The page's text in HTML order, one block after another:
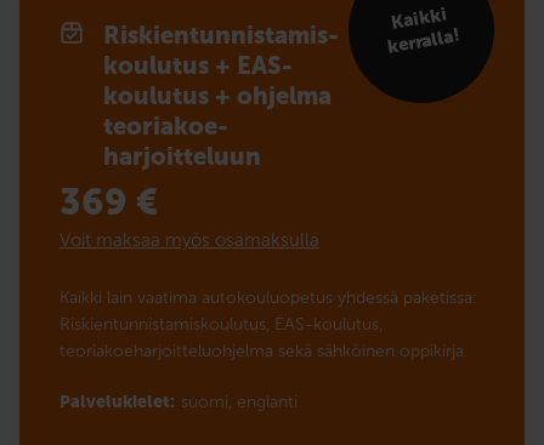
Riskien­tunnistamis­
koulutus + EAS-
koulutus + ohjelma
teoriakoe­­
harjoitteluun
Kaikki
kerralla!
369 €
Voit maksaa myös osamaksulla
Kaikki lain vaatima autokouluopetus yhdessä paketissa:
Riskientunnistamiskoulutus, EAS-koulutus,
teoriakoeharjoitteluohjelma sekä sähköinen oppikirja.
Palvelukielet: suomi, englanti